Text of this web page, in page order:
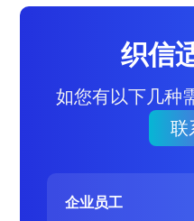
织信
如您有以下几种
联
企业员工